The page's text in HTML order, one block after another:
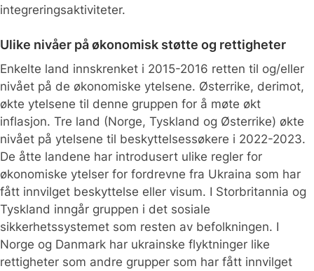
integreringsaktiviteter.
Ulike nivåer på økonomisk støtte og rettigheter
Enkelte land innskrenket i 2015-2016 retten til og/eller
nivået på de økonomiske ytelsene. Østerrike, derimot,
økte ytelsene til denne gruppen for å møte økt
inflasjon. Tre land (Norge, Tyskland og Østerrike) økte
nivået på ytelsene til beskyttelsessøkere i 2022-2023.
De åtte landene har introdusert ulike regler for
økonomiske ytelser for fordrevne fra Ukraina som har
fått innvilget beskyttelse eller visum. I Storbritannia og
Tyskland inngår gruppen i det sosiale
sikkerhetssystemet som resten av befolkningen. I
Norge og Danmark har ukrainske flyktninger like
rettigheter som andre grupper som har fått innvilget